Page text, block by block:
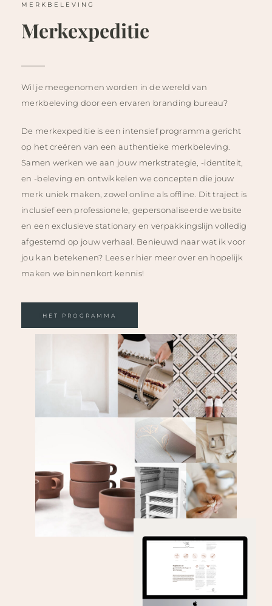
MERKBELEVING
Merkexpeditie
Wil je meegenomen worden in de wereld van
merkbeleving door een ervaren branding bureau?
De merkexpeditie is een intensief programma gericht
op het creëren van een authentieke merkbeleving.
Samen werken we aan jouw merkstrategie, -identiteit,
en -beleving en ontwikkelen we concepten die jouw
merk uniek maken, zowel online als offline. Dit traject is
inclusief een professionele, gepersonaliseerde website
en een exclusieve stationary en verpakkingslijn volledig
afgestemd op jouw verhaal. Benieuwd naar wat ik voor
jou kan betekenen? Lees er hier meer over en hopelijk
maken we binnenkort kennis!
HET PROGRAMMA